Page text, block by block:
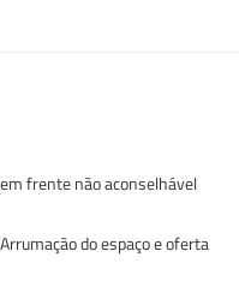
frente não aconselhável
do espaço e oferta